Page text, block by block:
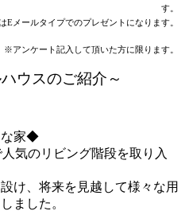
す。
Eメールタイプでのプレゼントになります。
※アンケート記入して頂いた方に限ります。
ウスのご紹介～
な家◆
気のリビング階段を取り入
け、将来を見越して様々な用
ました。